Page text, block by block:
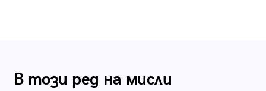
В този ред на мисли